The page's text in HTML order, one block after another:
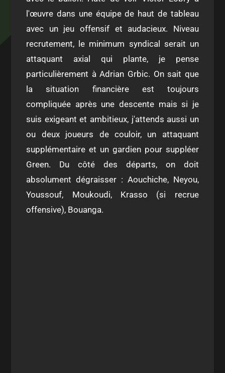
l'œuvre dans une équipe de haut de tableau
avec un jeu offensif et audacieux. Niveau
recrutement, le minimum syndical serait un
attaquant axial qui plante, je pense
particulièrement à Adrian Grbic. On sait que
la situation financière est toujours
compliquée après une descente mais si je
suis exigeant et ambitieux, j'attends aussi un
ou deux joueurs de couloir, un attaquant
supplémentaire et un gardien pour suppléer
Green. Du côté des départs, on doit
absolument dégraisser : Aouchiche, Neyou,
Youssouf, Moukoudi, Krasso (si recrue
offensive), Bouanga.